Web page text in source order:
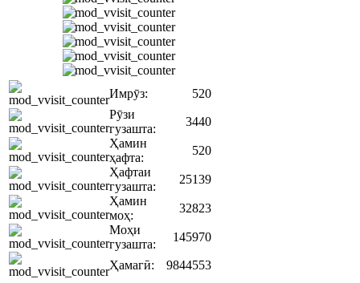
Имрӯз:
520
Рӯзи
гузашта:
3440
Ҳамин
ҳафта:
520
Ҳафтаи
гузашта:
25139
Ҳамин
моҳ:
32823
Моҳи
гузашта:
145970
Ҳамагӣ: 9844553